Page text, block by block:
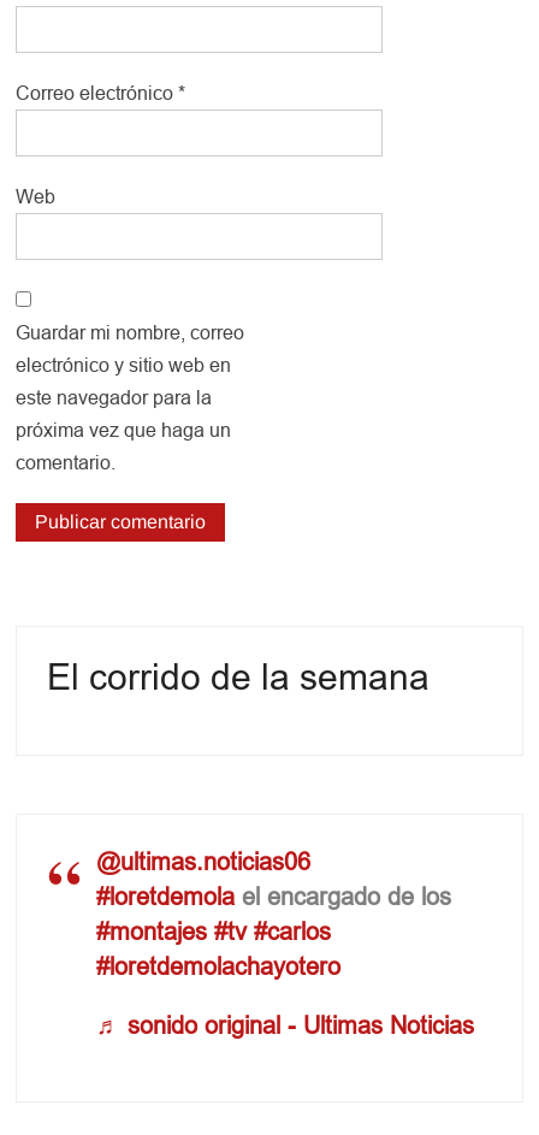
Correo electrónico*
Web
Guardar mi nombre, correo
electrónico y sitio web en
este navegador para la
próxima vez que haga un
comentario.
El corrido de la semana
@ultimas.noticias06
#loretdemola el encargado de los
#montajes #tv #carlos
#loretdemolachayotero
♬ sonido original - Ultimas Noticias